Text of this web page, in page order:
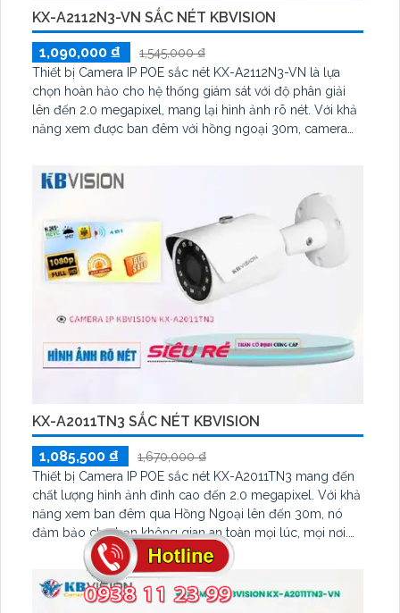
KX-A2112N3-VN SẮC NÉT KBVISION
1,090,000 ₫
1,545,000 ₫
Thiết bị Camera IP POE sắc nét KX-A2112N3-VN là lựa
chọn hoàn hảo cho hệ thống giám sát với độ phân giải
lên đến 2.0 megapixel, mang lại hình ảnh rõ nét. Với khả
năng xem được ban đêm với hồng ngoại 30m, camera
truyền tải dữ liệu
KX-A2011TN3 SẮC NÉT KBVISION
1,085,500 ₫
1,670,000 ₫
Thiết bị Camera IP POE sắc nét KX-A2011TN3 mang đến
chất lượng hình ảnh đỉnh cao đến 2.0 megapixel. Với khả
năng xem ban đêm qua Hồng Ngoại lên đến 30m, nó
đảm bảo cho bạn không gian an toàn mọi lúc, mọi nơi.
Được trang bị công nghệ IP POE tiên tiến, camera này
không bị giảm chất lượng và có tính năng Smart IR thông
minh